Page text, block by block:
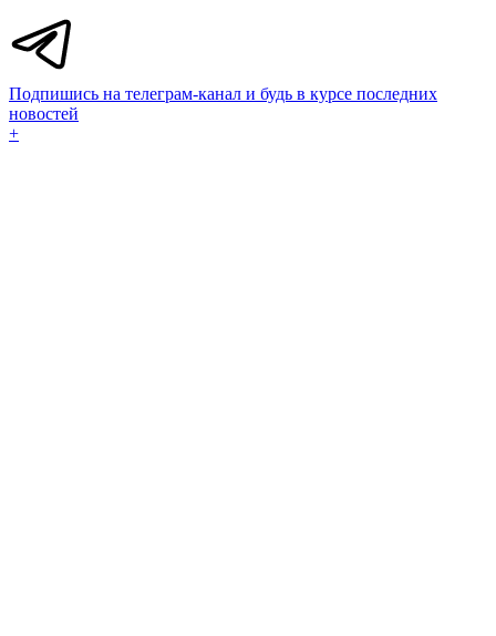
Подпишись на телеграм-канал и будь в курсе последних
новостей
+